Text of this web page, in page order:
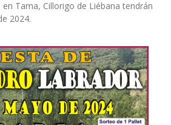
Tama, Cillorigo de Liébana tendrán
2024.